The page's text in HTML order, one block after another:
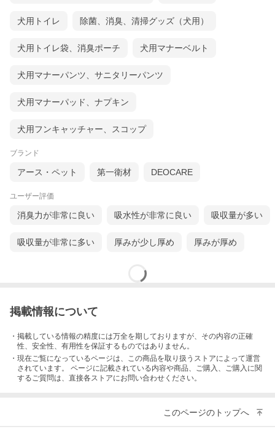
犬用トイレ 除菌、消臭、清掃グッズ（犬用）
犬用トイレ袋、消臭ポーチ 犬用マナーベルト
犬用マナーパンツ、サニタリーパンツ
犬用マナーパッド、ナプキン
犬用フンキャッチャー、スコップ
ブランド
アース・ペット 第一衛材 DEOCARE
ユーザー評価
消臭力が非常に良い 吸水性が非常に良い 吸収量が多い
吸収量が非常に多い 厚みが少し厚め 厚みが厚め
掲載情報について
・掲載している情報の精度には万全を期しておりますが、その内容の正確
性、安全性、有用性を保証するものではありません。
・現在ご覧になっているページは、この商品を取り扱うストアによって運営
されています。 ページに記載されている内容や商品、ご購入 、ご購入に関
するご質問は、直接各ストアにお問い合わせください。
このページのトップへ